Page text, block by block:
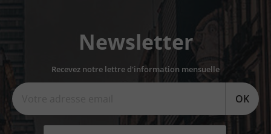
Newsletter
Recevez notre lettre d'information mensuelle
OK